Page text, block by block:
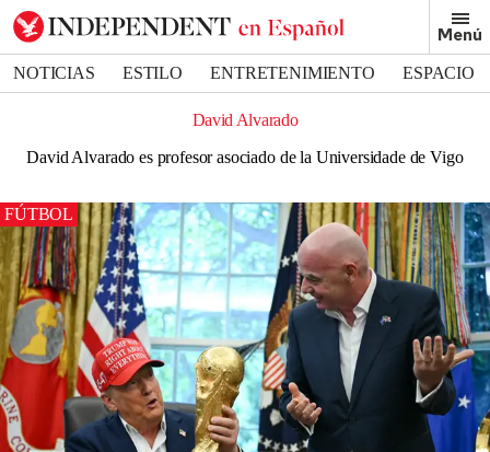
Menú
NOTICIAS ESTILO ENTRETENIMIENTO
ESPACIO
David Alvarado
David Alvarado es profesor asociado de la Universidade de Vigo
FÚTBOL